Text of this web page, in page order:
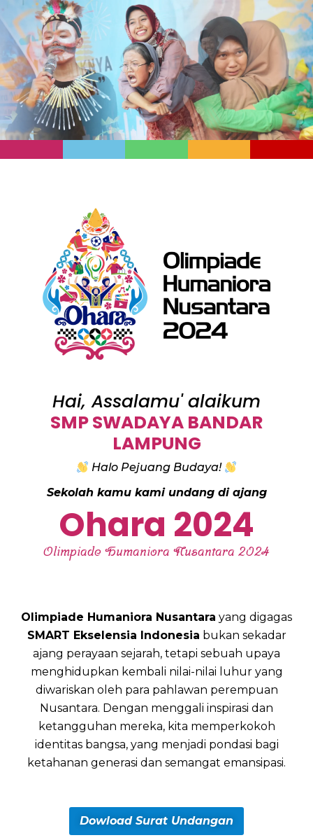
Hai, Assalamu' alaikum
SMP SWADAYA BANDAR
LAMPUNG
Halo Pejuang Budaya!
Sekolah kamu kami undang di ajang
Ohara 2024
Olimpiade Humaniora Nusantara 2024
Olimpiade Humaniora Nusantara yang digagas
SMART Ekselensia Indonesia bukan sekadar
ajang perayaan sejarah, tetapi sebuah upaya
menghidupkan kembali nilai-nilai luhur yang
diwariskan oleh para pahlawan perempuan
Nusantara. Dengan menggali inspirasi dan
ketangguhan mereka, kita memperkokoh
identitas bangsa, yang menjadi pondasi bagi
ketahanan generasi dan semangat emansipasi.
Dowload Surat Undangan